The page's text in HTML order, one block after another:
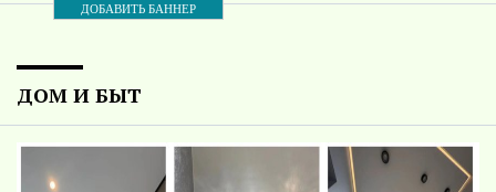
ДОБАВИТЬ БАННЕР
ДОМ И БЫТ